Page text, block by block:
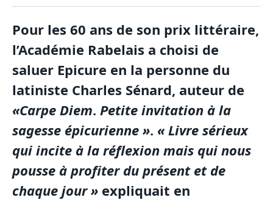
Pour les 60 ans de son prix littéraire,
l’Académie Rabelais a choisi de
saluer Epicure en la personne du
latiniste Charles Sénard, auteur de
«Carpe Diem. Petite invitation à la
sagesse épicurienne ». « Livre sérieux
qui incite à la réflexion mais qui nous
pousse à profiter du présent et de
chaque jour » expliquait en